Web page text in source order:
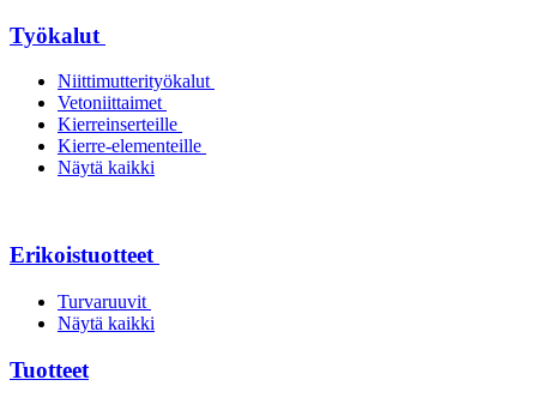
Työkalut
Niittimutterityökalut
Vetoniittaimet
Kierreinserteille
Kierre-elementeille
Näytä kaikki
Erikoistuotteet
Turvaruuvit
Näytä kaikki
Tuotteet